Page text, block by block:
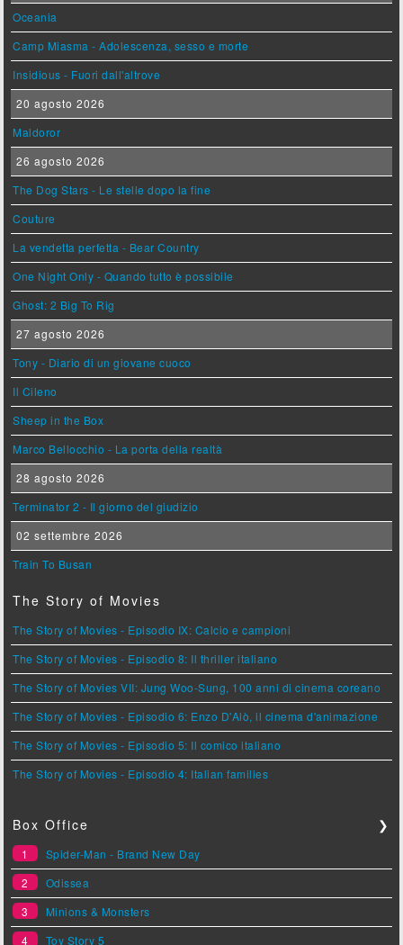
Oceania
Camp Miasma - Adolescenza, sesso e morte
Insidious - Fuori dall'altrove
20 agosto 2026
Maldoror
26 agosto 2026
The Dog Stars - Le stelle dopo la fine
Couture
La vendetta perfetta - Bear Country
One Night Only - Quando tutto è possibile
Ghost: 2 Big To Rig
27 agosto 2026
Tony - Diario di un giovane cuoco
Il Cileno
Sheep in the Box
Marco Bellocchio - La porta della realtà
28 agosto 2026
Terminator 2 - Il giorno del giudizio
02 settembre 2026
Train To Busan
The Story of Movies
The Story of Movies - Episodio IX: Calcio e campioni
The Story of Movies - Episodio 8: Il thriller italiano
The Story of Movies VII: Jung Woo-Sung, 100 anni di cinema coreano
The Story of Movies - Episodio 6: Enzo D'Alò, il cinema d'animazione
The Story of Movies - Episodio 5: Il comico italiano
The Story of Movies - Episodio 4: Italian families
Box Office ❯
1
Spider-Man - Brand New Day
2
Odissea
3
Minions & Monsters
4
Toy Story 5